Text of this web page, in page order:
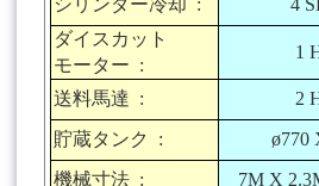
シリンダー冷却 : 4
ダイスカット
モーター :
1
送料馬達 : 2
貯蔵タンク
: ø770
機械寸法 : 7M X